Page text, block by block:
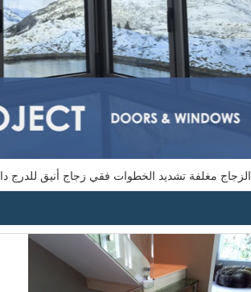
الزجاج مغلفة تشديد الخطوات فقي زجاج أنيق للدرج